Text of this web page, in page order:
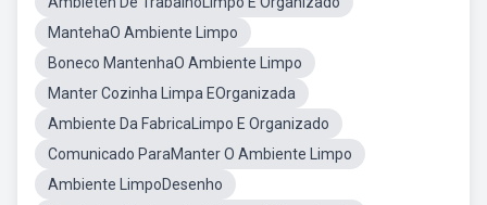
MantehaO Ambiente Limpo
Boneco MantenhaO Ambiente Limpo
Manter Cozinha Limpa EOrganizada
Ambiente Da FabricaLimpo E Organizado
Comunicado ParaManter O Ambiente Limpo
Ambiente LimpoDesenho